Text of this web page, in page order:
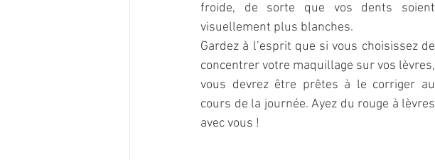
froide, de sorte que vos dents soient
visuellement plus blanches.
Gardez à l’esprit que si vous choisissez de
concentrer votre maquillage sur vos lèvres,
vous devrez être prêtes à le corriger au
cours de la journée. Ayez du rouge à lèvres
avec vous !